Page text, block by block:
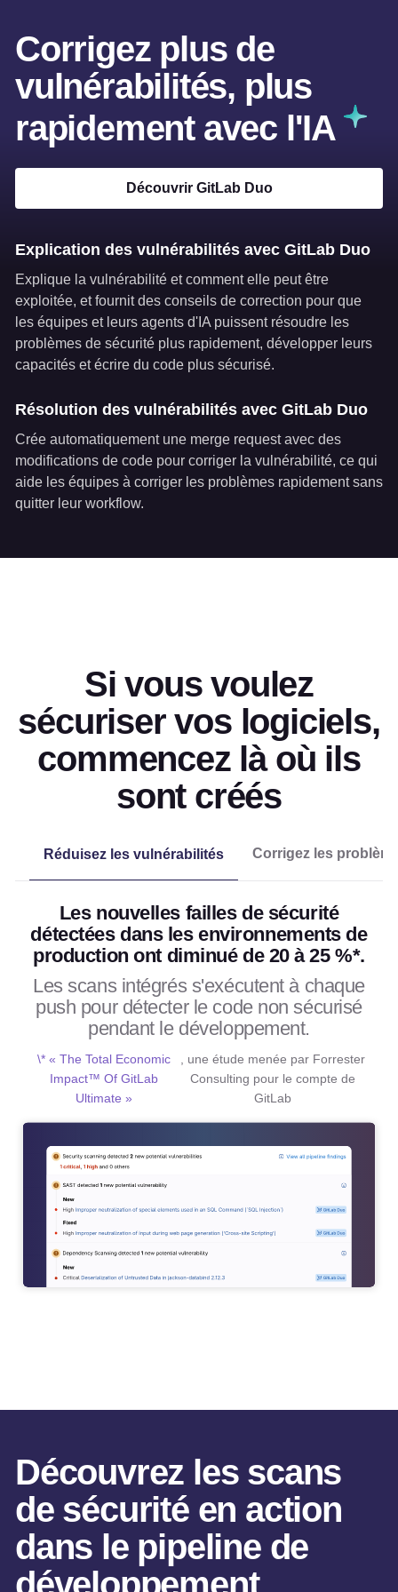
Corrigez plus de
vulnérabilités, plus
rapidement avec l'IA
Découvrir GitLab Duo
Explication des vulnérabilités avec GitLab Duo
Explique la vulnérabilité et comment elle peut être
exploitée, et fournit des conseils de correction pour que
les équipes et leurs agents d'IA puissent résoudre les
problèmes de sécurité plus rapidement, développer leurs
capacités et écrire du code plus sécurisé.
Résolution des vulnérabilités avec GitLab Duo
Crée automatiquement une merge request avec des
modifications de code pour corriger la vulnérabilité, ce qui
aide les équipes à corriger les problèmes rapidement sans
quitter leur workflow.
Si vous voulez
sécuriser vos logiciels,
commencez là où ils
sont créés
Réduisez les vulnérabilités Corrigez les
Les nouvelles failles de sécurité
détectées dans les environnements de
production ont diminué de 20 à 25 %*.
Les scans intégrés s'exécutent à chaque
push pour détecter le code non sécurisé
pendant le développement.
\* « The Total Economic
Impact™ Of GitLab
Ultimate »
, une étude menée par Forrester
Consulting pour le compte de
GitLab
Découvrez les scans
de sécurité en action
dans le pipeline de